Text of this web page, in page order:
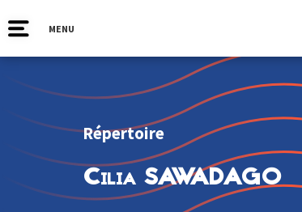
MENU
Répertoire
Cilia SAWADAGO